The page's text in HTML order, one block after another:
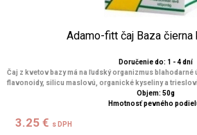
Adamo-fitt čaj Baza čierna
Doručenie do: 1 - 4 dní
Čaj z kvetov bazy má na ľudský organizmus blahodarné
flavonoidy, silicu maslovú, organické kyseliny a
Objem: 50g
Hmotnosť pevného
3.25 € s DPH